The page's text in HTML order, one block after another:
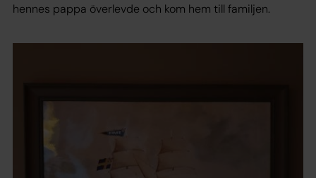
hennes pappa överlevde och kom hem till familjen.